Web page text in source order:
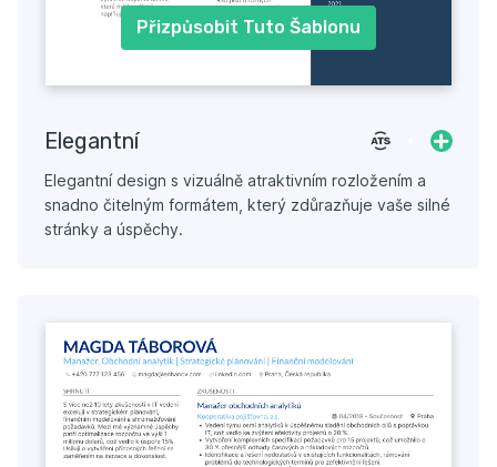
Přizpůsobit Tuto Šablonu
Elegantní
Elegantní design s vizuálně atraktivním rozložením a
snadno čitelným formátem, který zdůrazňuje vaše silné
stránky a úspěchy.